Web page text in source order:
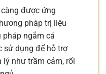
được ứng
pháp trị liệu
pháp ngắm cá
sử dụng để hỗ trợ
lý như trầm cảm, rối